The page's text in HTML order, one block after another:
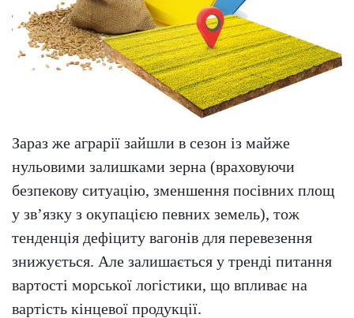
Зараз же аграрії зайшли в сезон із майже
нульовими залишками зерна (враховуючи
безпекову ситуацію, зменшення посівних площ
у зв’язку з окупацією певних земель), тож
тенденція дефіциту вагонів для перевезення
знижується. Але залишається у тренді питання
вартості морської логістики, що впливає на
вартість кінцевої продукції.